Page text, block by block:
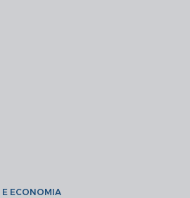
E ECONOMIA